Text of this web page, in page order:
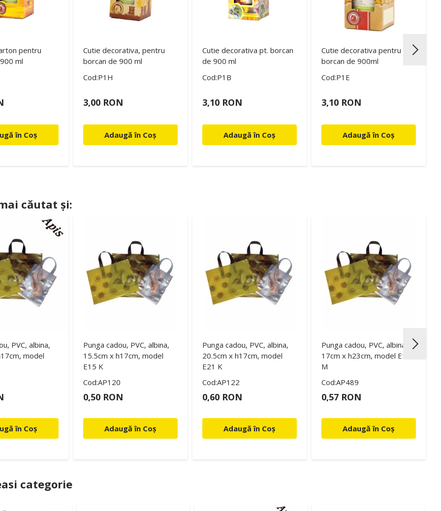
pentru
ml
în Coș
Cutie decorativa, pentru
borcan de 900 ml
Cod:P1H
3,00 RON
Adaugă în Coș
Cutie decorativa pt. borcan
de 900 ml
Cod:P1B
3,10 RON
Adaugă în Coș
Cutie decorativa pentru
borcan de 900ml
Cod:P1E
3,10 RON
Adaugă în Coș
căutat și:
PVC, albina,
model
în Coș
Punga cadou, PVC, albina,
15.5cm x h17cm, model
E15 K
Cod:AP120
0,50 RON
Adaugă în Coș
Punga cadou, PVC, albina,
20.5cm x h17cm, model
E21 K
Cod:AP122
0,60 RON
Adaugă în Coș
Punga cadou, PVC, albina,
17cm x h23cm, model E17
M
Cod:AP489
0,57 RON
Adaugă în Coș
categorie